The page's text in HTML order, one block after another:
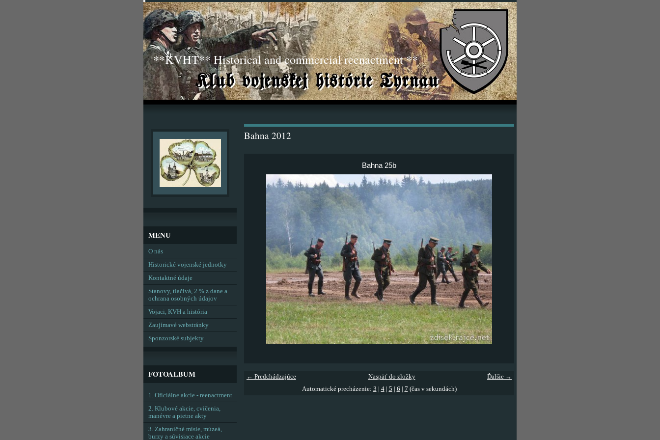
**KVHT** Historical and commercial reenactment **
Bahna 2012
Bahna 25b
← Predchádzajúce Ďalšie →
Naspäť do zložky
Automatické precházenie: 3 4| 5 6 7 (čas v sekundách)
MENU
O nás
Historické vojenské jednotky
Kontaktné údaje
Stanovy, tlačivá, 2 % z dane a
ochrana osobných údajov
Vojaci, KVH a história
Zaujímavé webstránky
Sponzorské subjekty
FOTOALBUM
1. Oficiálne akcie - reenactment
2. Klubové akcie, cvičenia,
manévre a pietne akty
3. Zahraničné misie, múzeá,
burzy a súvisiace akcie